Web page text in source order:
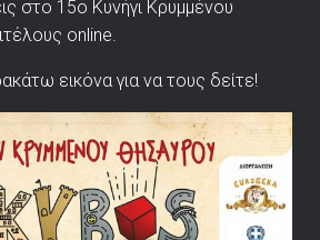
στο 15ο Κυνήγι Κρυμμένου
online.
εικόνα για να τους δείτε!